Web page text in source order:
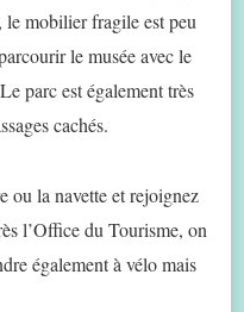
le mobilier fragile est peu
le musée avec le
parc est également très
cachés.
ou la navette et rejoignez
l’Office du Tourisme, on
également à vélo mais